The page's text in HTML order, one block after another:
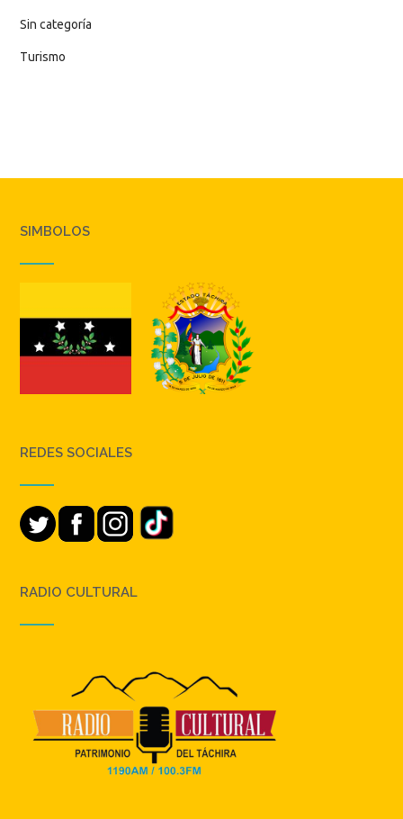
Sin categoría
Turismo
SIMBOLOS
REDES SOCIALES
RADIO CULTURAL